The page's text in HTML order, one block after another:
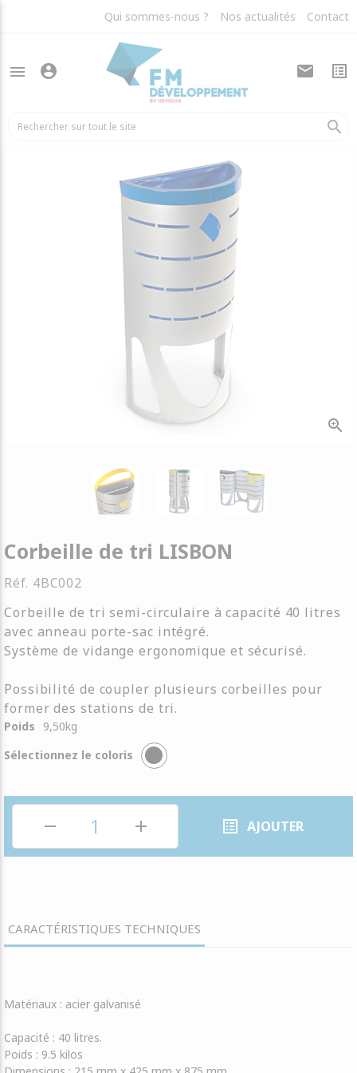
Qui sommes-nous ? Nos actualités Contact
menu account_circle mail list_alt
search
arrow_back Corbeilles de rue
zoom_in
Corbeille de tri LISBON
Réf. 4BC002
Corbeille de tri semi-circulaire à capacité 40 litres
avec anneau porte-sac intégré.
Système de vidange ergonomique et sécurisé.
Possibilité de coupler plusieurs corbeilles pour
former des stations de tri.
Poids 9,50kg
Sélectionnez le coloris
remove add list_alt AJOUTER
CARACTÉRISTIQUES TECHNIQUES
Matériaux : acier galvanisé
Capacité : 40 litres.
Poids : 9.5 kilos